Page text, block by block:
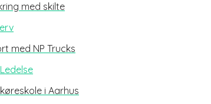
med skilte
med NP Trucks
i Aarhus